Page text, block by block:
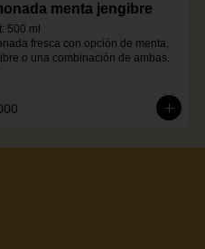
menta jengibre
500 ml
fresca con opción de menta,
o una combinación de ambas.